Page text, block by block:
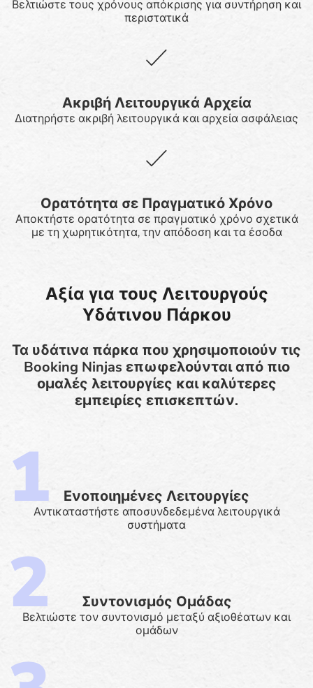
Βελτιώστε τους χρόνους απόκρισης για συντήρηση και
περιστατικά
Ακριβή Λειτουργικά Αρχεία
Διατηρήστε ακριβή λειτουργικά και αρχεία ασφάλειας
Ορατότητα σε Πραγματικό Χρόνο
Αποκτήστε ορατότητα σε πραγματικό χρόνο σχετικά
με τη χωρητικότητα, την απόδοση και τα έσοδα
Αξία για τους Λειτουργούς
Υδάτινου Πάρκου
Τα υδάτινα πάρκα που χρησιμοποιούν τις
Booking Ninjas επωφελούνται από πιο
ομαλές λειτουργίες και καλύτερες
εμπειρίες επισκεπτών.
Ενοποιημένες Λειτουργίες
Αντικαταστήστε αποσυνδεδεμένα λειτουργικά
συστήματα
Συντονισμός Ομάδας
Βελτιώστε τον συντονισμό μεταξύ αξιοθέατων και
ομάδων